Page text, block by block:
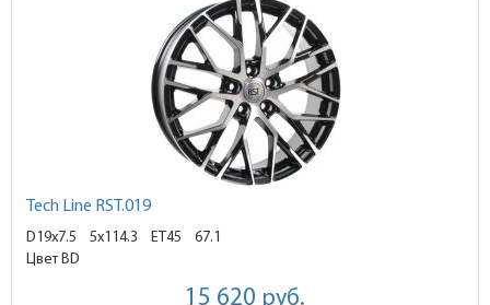
Tech Line RST.019
D19x7.5 5x114.3 ET45
67.1
Цвет BD
15 620 руб.